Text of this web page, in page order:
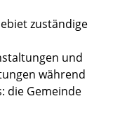
zuständige
und
während
die Gemeinde